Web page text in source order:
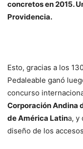
concretos en 2015.
Providencia.
Esto, gracias a los
Pedaleable ganó
concurso
Corporación Andina
de América Latina, y
diseño de los